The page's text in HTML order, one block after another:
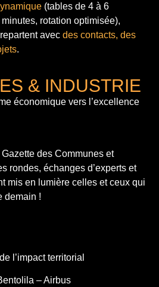
(tables de 4 à 6
rotation optimisée),
avec des contacts, des
.
& INDUSTRIE
économique vers l’excellence
des Communes et
rondes, échanges d’experts et
mis en lumière celles et ceux qui
demain !
l’impact territorial
– Airbus